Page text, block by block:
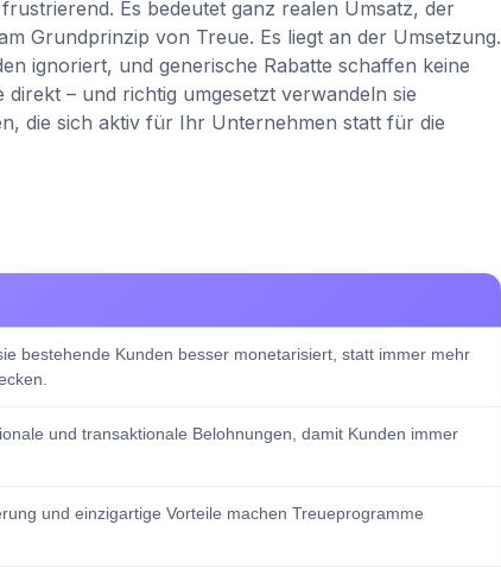
Es bedeutet ganz realen Umsatz, der
Grundprinzip von Treue. Es liegt an der Umsetzung.
ignoriert, und generische Rabatte schaffen keine
– und richtig umgesetzt verwandeln sie
die sich aktiv für Ihr Unternehmen statt für die
bestehende Kunden besser monetarisiert, statt immer mehr
und transaktionale Belohnungen, damit Kunden immer
und einzigartige Vorteile machen Treueprogramme